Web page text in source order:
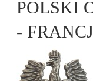
POLSKI
-